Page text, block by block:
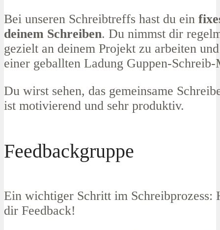
Bei unseren Schreibtreffs hast du ein
deinem Schreiben. Du nimmst dir
gezielt an deinem Projekt zu arbeiten
einer geballten Ladung Guppen-
Du wirst sehen, das gemeinsame
ist motivierend und sehr produktiv.
Feedbackgruppe
Ein wichtiger Schritt im Schreibprozess:
dir Feedback!